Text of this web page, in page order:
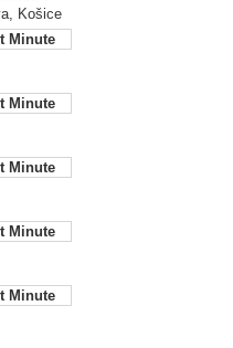
Košice
Minute
Minute
Minute
Minute
Minute